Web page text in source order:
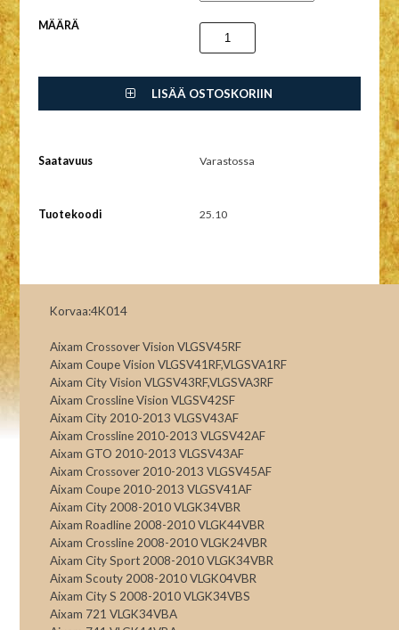
MÄÄRÄ
LISÄÄ OSTOSKORIIN
Saatavuus Varastossa
Tuotekoodi 25.10
Korvaa:4K014
Aixam Crossover Vision VLGSV45RF
Aixam Coupe Vision VLGSV41RF,VLGSVA1RF
Aixam City Vision VLGSV43RF,VLGSVA3RF
Aixam Crossline Vision VLGSV42SF
Aixam City 2010-2013 VLGSV43AF
Aixam Crossline 2010-2013 VLGSV42AF
Aixam GTO 2010-2013 VLGSV43AF
Aixam Crossover 2010-2013 VLGSV45AF
Aixam Coupe 2010-2013 VLGSV41AF
Aixam City 2008-2010 VLGK34VBR
Aixam Roadline 2008-2010 VLGK44VBR
Aixam Crossline 2008-2010 VLGK24VBR
Aixam City Sport 2008-2010 VLGK34VBR
Aixam Scouty 2008-2010 VLGK04VBR
Aixam City S 2008-2010 VLGK34VBS
Aixam 721 VLGK34VBA